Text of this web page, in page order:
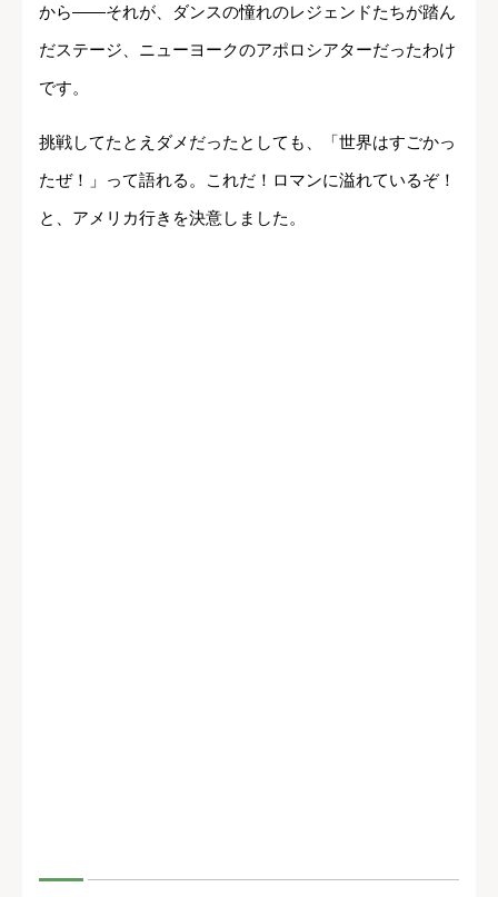
から――それが、ダンスの憧れのレジェンドたちが踏ん
だステージ、ニューヨークのアポロシアターだったわけ
です。
挑戦してたとえダメだったとしても、「世界はすごかっ
たぜ！」って語れる。これだ！ロマンに溢れているぞ！
と、アメリカ行きを決意しました。